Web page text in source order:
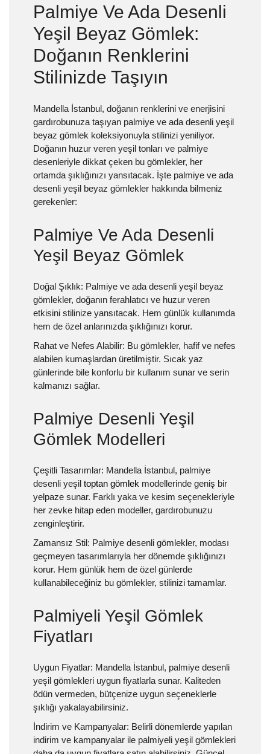
Palmiye Ve Ada Desenli
Yeşil Beyaz Gömlek:
Doğanın Renklerini
Stilinizde Taşıyın
Mandella İstanbul, doğanın renklerini ve enerjisini
gardırobunuza taşıyan palmiye ve ada desenli yeşil
beyaz gömlek koleksiyonuyla stilinizi yeniliyor.
Doğanın huzur veren yeşil tonları ve palmiye
desenleriyle dikkat çeken bu gömlekler, her
ortamda şıklığınızı yansıtacak. İşte palmiye ve ada
desenli yeşil beyaz gömlekler hakkında bilmeniz
gerekenler:
Palmiye Ve Ada Desenli
Yeşil Beyaz Gömlek
Doğal Şıklık: Palmiye ve ada desenli yeşil beyaz
gömlekler, doğanın ferahlatıcı ve huzur veren
etkisini stilinize yansıtacak. Hem günlük kullanımda
hem de özel anlarınızda şıklığınızı korur.
Rahat ve Nefes Alabilir: Bu gömlekler, hafif ve nefes
alabilen kumaşlardan üretilmiştir. Sıcak yaz
günlerinde bile konforlu bir kullanım sunar ve serin
kalmanızı sağlar.
Palmiye Desenli Yeşil
Gömlek Modelleri
Çeşitli Tasarımlar: Mandella İstanbul, palmiye
desenli yeşil toptan gömlek modellerinde geniş bir
yelpaze sunar. Farklı yaka ve kesim seçenekleriyle
her zevke hitap eden modeller, gardırobunuzu
zenginleştirir.
Zamansız Stil: Palmiye desenli gömlekler, modası
geçmeyen tasarımlarıyla her dönemde şıklığınızı
korur. Hem günlük hem de özel günlerde
kullanabileceğiniz bu gömlekler, stilinizi tamamlar.
Palmiyeli Yeşil Gömlek
Fiyatları
Uygun Fiyatlar: Mandella İstanbul, palmiye desenli
yeşil gömlekleri uygun fiyatlarla sunar. Kaliteden
ödün vermeden, bütçenize uygun seçeneklerle
şıklığı yakalayabilirsiniz.
İndirim ve Kampanyalar: Belirli dönemlerde yapılan
indirim ve kampanyalar ile palmiyeli yeşil gömlekleri